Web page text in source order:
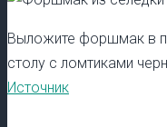
Выложите форшмак в
столу с ломтиками
Источник